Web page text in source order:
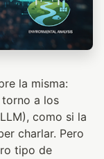
la misma:
a los
como si la
charlar. Pero
tipo de